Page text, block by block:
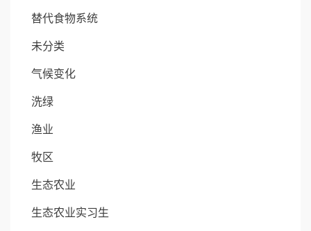
替代食物系统
未分类
气候变化
洗绿
渔业
牧区
生态农业
生态农业实习生